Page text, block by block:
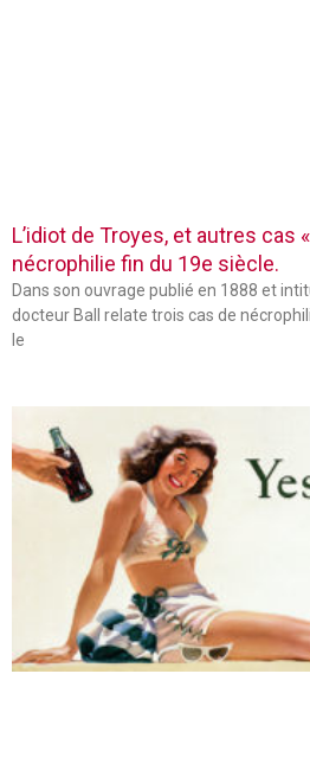
L’idiot de Troyes, et autres cas
nécrophilie fin du 19e siècle.
Dans son ouvrage publié en 1888 et
docteur Ball relate trois cas de
le